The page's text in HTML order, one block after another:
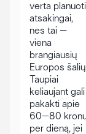
verta planuoti
atsakingai,
nes tai –
viena
brangiausių
Europos
Taupiai
keliaujant gali
pakakti apie
60–80
per dieną, jei